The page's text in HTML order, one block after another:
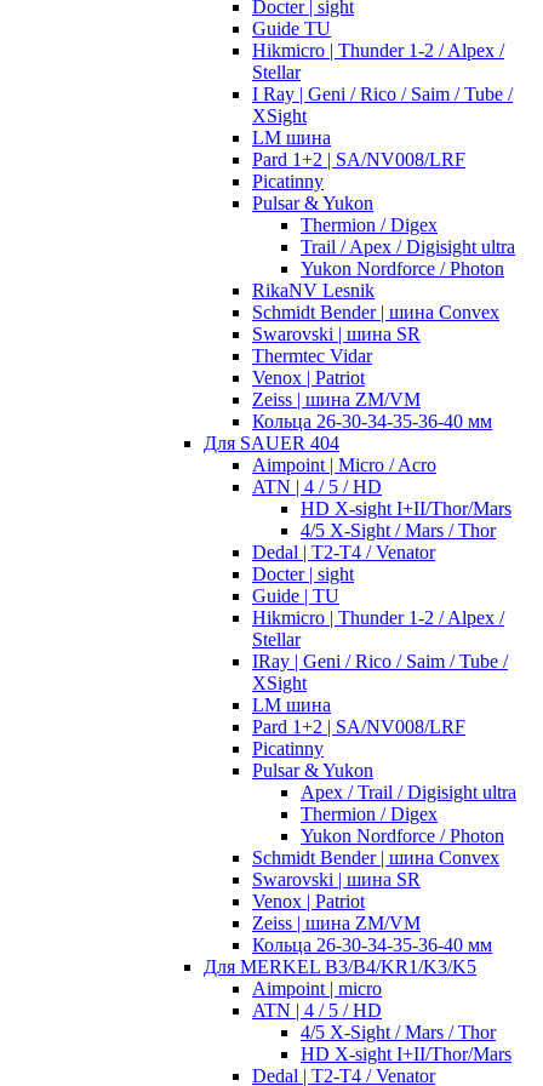
Docter | sight
Guide TU
Hikmicro | Thunder 1-2 / Alpex /
Stellar
I Ray | Geni / Rico / Saim / Tube /
XSight
LM шина
Pard 1+2 | SA/NV008/LRF
Picatinny
Pulsar & Yukon
Thermion / Digex
Trail / Apex / Digisight ultra
Yukon Nordforce / Photon
RikaNV Lesnik
Schmidt Bender | шина Convex
Swarovski | шина SR
Thermtec Vidar
Venox | Patriot
Zeiss | шина ZM/VM
Кольца 26-30-34-35-36-40 мм
Для SAUER 404
Aimpoint | Micro / Acro
ATN | 4 / 5 / HD
HD X-sight I+II/Thor/Mars
4/5 X-Sight / Mars / Thor
Dedal | T2-T4 / Venator
Docter | sight
Guide | TU
Hikmicro | Thunder 1-2 / Alpex /
Stellar
IRay | Geni / Rico / Saim / Tube /
XSight
LM шина
Pard 1+2 | SA/NV008/LRF
Picatinny
Pulsar & Yukon
Apex / Trail / Digisight ultra
Thermion / Digex
Yukon Nordforce / Photon
Schmidt Bender | шина Convex
Swarovski | шина SR
Venox | Patriot
Zeiss | шина ZM/VM
Кольца 26-30-34-35-36-40 мм
Для MERKEL B3/B4/KR1/K3/K5
Aimpoint | micro
ATN | 4 / 5 / HD
4/5 X-Sight / Mars / Thor
HD X-sight I+II/Thor/Mars
Dedal | T2-T4 / Venator